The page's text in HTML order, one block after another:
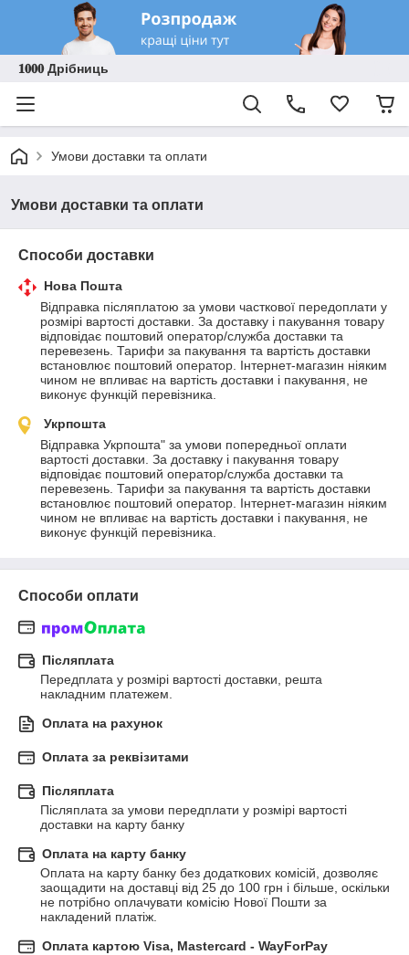
𝟏𝟎𝟎𝟎 Дрібниць
Умови доставки та оплати
Умови доставки та оплати
Способи доставки
Нова Пошта
Відправка післяплатою за умови часткової передоплати у
розмірі вартості доставки. За доставку і пакування товару
відповідає поштовий оператор/служба доставки та
перевезень. Тарифи за пакування та вартість доставки
встановлює поштовий оператор. Інтернет-магазин ніяким
чином не впливає на вартість доставки і пакування, не
виконує функцій перевізника.
Укрпошта
Відправка Укрпошта" за умови попередньої оплати
вартості доставки. За доставку і пакування товару
відповідає поштовий оператор/служба доставки та
перевезень. Тарифи за пакування та вартість доставки
встановлює поштовий оператор. Інтернет-магазин ніяким
чином не впливає на вартість доставки і пакування, не
виконує функцій перевізника.
Способи оплати
Післяплата
Передплата у розмірі вартості доставки, решта
накладним платежем.
Оплата на рахунок
Оплата за реквізитами
Післяплата
Післяплата за умови передплати у розмірі вартості
доставки на карту банку
Оплата на карту банку
Оплата на карту банку без додаткових комісій, дозволяє
заощадити на доставці від 25 до 100 грн і більше, оскільки
не потрібно оплачувати комісію Нової Пошти за
накладений платіж.
Оплата картою Visa, Mastercard - WayForPay